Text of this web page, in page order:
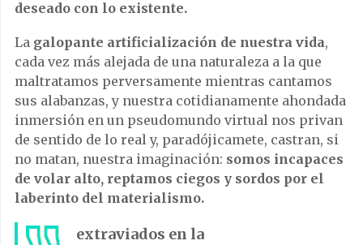
deseado con lo existente.
La galopante artificialización de nuestra vida,
cada vez más alejada de una naturaleza a la que
maltratamos perversamente mientras cantamos
sus alabanzas, y nuestra cotidianamente ahondada
inmersión en un pseudomundo virtual nos privan
de sentido de lo real y, paradójicamete, castran, si
no matan, nuestra imaginación: somos incapaces
de volar alto, reptamos ciegos y sordos por el
laberinto del materialismo.
extraviados en la